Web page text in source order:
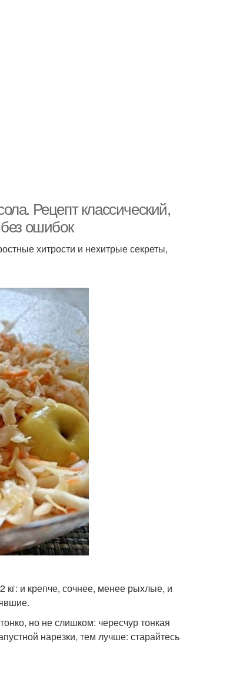
Рецепт классический,
ошибок
хитрости и нехитрые секреты,
кг: и крепче, сочнее, менее рыхлые, и
но не слишком: чересчур тонкая
нарезки, тем лучше: старайтесь